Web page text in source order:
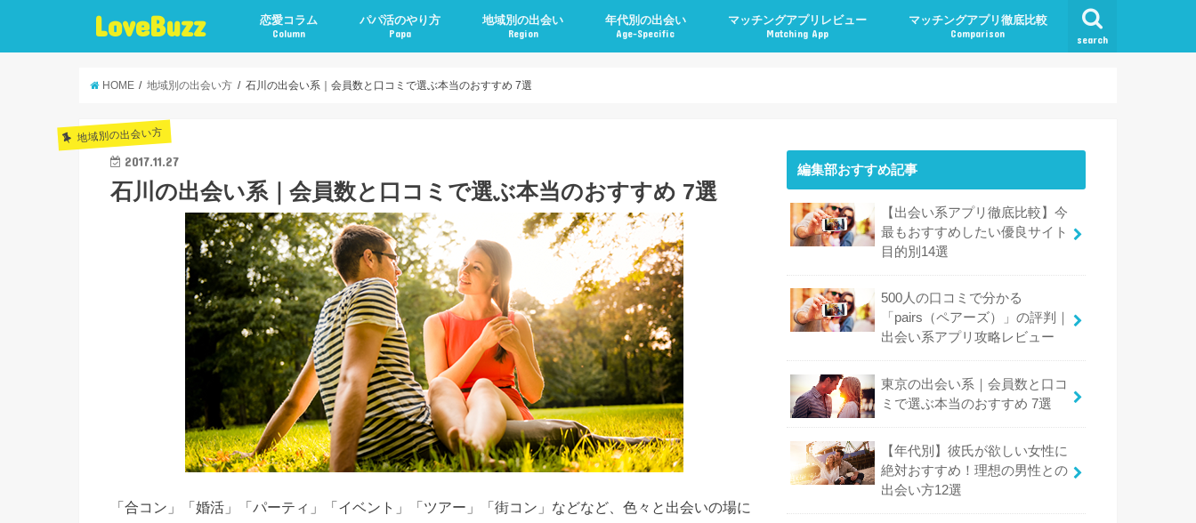
LoveBuzz search
恋愛コラム
Column
パパ活のやり方
Papa
地域別の出会い
Region
年代別の出会い
Age-Specific
マッチングアプリレビュー
Matching App
マッチングアプリ徹底比較
Comparison
HOME 地域別の出会い方 石川の出会い系｜会員数と口コミで選ぶ本当のおすすめ 7選
地域別の出会い方
2017.11.27
石川の出会い系｜会員数と口コミで選ぶ本当のおすすめ 7選
「合コン」「婚活」「パーティ」「イベント」「ツアー」「街コン」などなど、色々と出会いの場に
編集部おすすめ記事
【出会い系アプリ徹底比較】今
最もおすすめしたい優良サイト
目的別14選
500人の口コミで分かる
「pairs（ペアーズ）」の評判｜
出会い系アプリ攻略レビュー
東京の出会い系｜会員数と口コ
ミで選ぶ本当のおすすめ 7選
【年代別】彼氏が欲しい女性に
絶対おすすめ！理想の男性との
出会い方12選